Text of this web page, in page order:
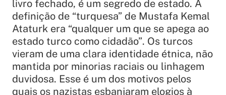
livro fechado, é um segredo de estado. A
definição de “turquesa” de Mustafa Kemal
Ataturk era “qualquer um que se apega ao
estado turco como cidadão”. Os turcos
vieram de uma clara identidade étnica, não
mantida por minorias raciais ou linhagem
duvidosa. Esse é um dos motivos pelos
quais os nazistas esbanjaram elogios à